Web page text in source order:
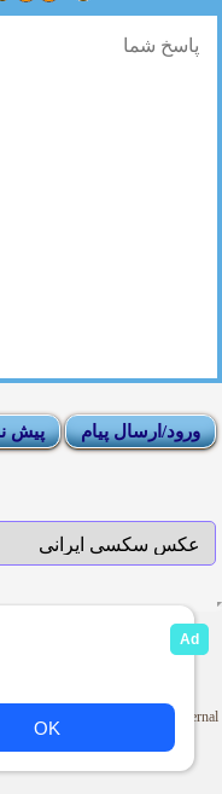
Moderator List
responsible for the content of external